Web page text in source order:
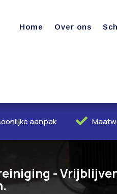
Home Over ons
aanpak 
-